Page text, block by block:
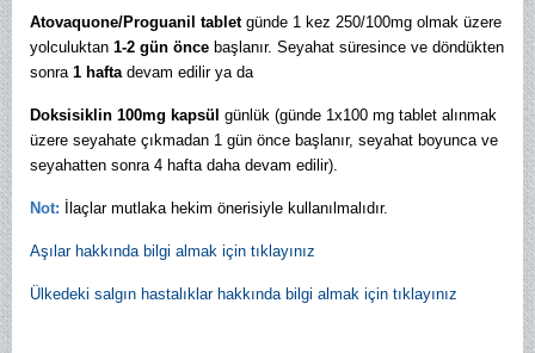
Atovaquone/Proguanil tabletgünde 1 kez 250/100mg olmak üzere
yolculuktan 1-2 gün önce başlanır. Seyahat süresince ve döndükten
sonra 1 haftadevam edilir ya da
Doksisiklin 100mg kapsül günlük (günde 1x100 mg tablet alınmak
üzere seyahate çıkmadan 1 gün önce başlanır, seyahat boyunca ve
seyahatten sonra 4 hafta daha devam edilir).
Not: İlaçlar mutlaka hekim önerisiyle kullanılmalıdır.
Aşılar hakkında bilgi almak için tıklayınız
Ülkedeki salgın hastalıklar hakkında bilgi almak için tıklayınız